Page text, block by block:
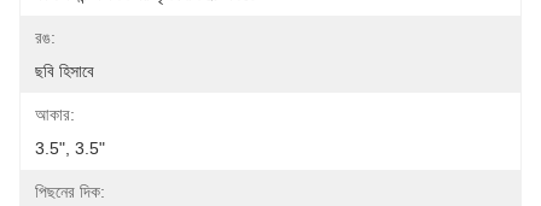
রঙ:
ছবি হিসাবে
আকার:
3.5", 3.5"
পিছনের দিক: